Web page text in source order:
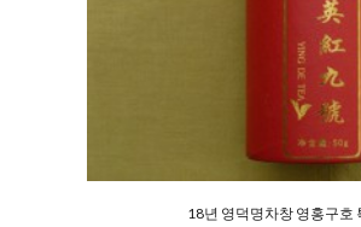
18년 영덕명차창 영홍구호